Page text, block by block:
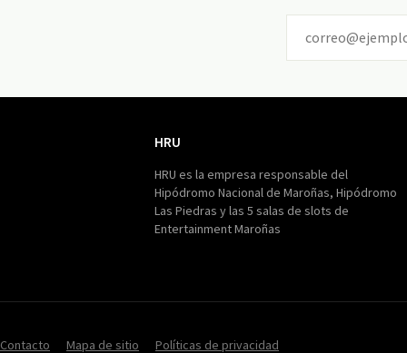
HRU
HRU es la empresa responsable del
Hipódromo Nacional de Maroñas, Hipódromo
Las Piedras y las 5 salas de slots de
Entertainment Maroñas
Contacto Mapa de sitio Políticas de privacidad